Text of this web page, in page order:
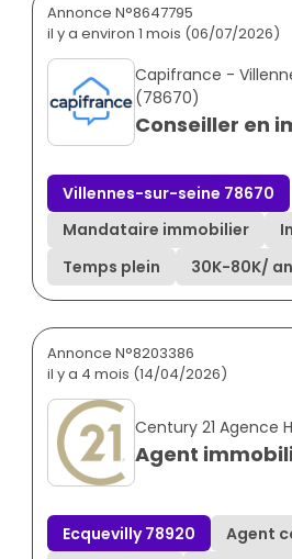
Annonce N°8647795
il y a environ 1 mois (06/07/2026)
Capifrance -
(78670)
Conseiller en
Villennes-sur-seine 78670
Mandataire immobilier
Temps plein
30K-80K/ an
Annonce N°8203386
il y a 4 mois (14/04/2026)
Century 21 Agence
Agent
Ecquevilly 78920 Agent